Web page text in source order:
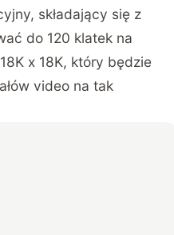
składający się z
do 120 klatek na
x 18K, który będzie
video na tak